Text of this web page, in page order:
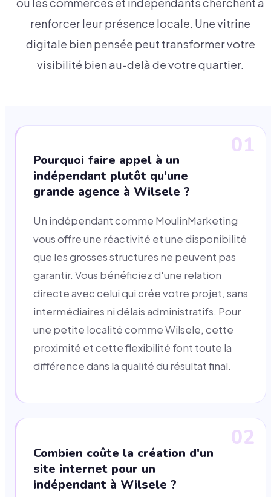
où les commerces et indépendants cherchent à
renforcer leur présence locale. Une vitrine
digitale bien pensée peut transformer votre
visibilité bien au-delà de votre quartier.
01
Pourquoi faire appel à un
indépendant plutôt qu'une
grande agence à Wilsele ?
Un indépendant comme MoulinMarketing
vous offre une réactivité et une disponibilité
que les grosses structures ne peuvent pas
garantir. Vous bénéficiez d'une relation
directe avec celui qui crée votre projet, sans
intermédiaires ni délais administratifs. Pour
une petite localité comme Wilsele, cette
proximité et cette flexibilité font toute la
différence dans la qualité du résultat final.
02
Combien coûte la création d'un
site internet pour un
indépendant à Wilsele ?